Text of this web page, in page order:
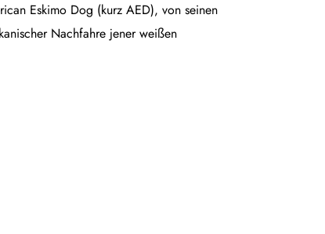
Eskimo Dog (kurz AED), von seinen
Nachfahre jener weißen